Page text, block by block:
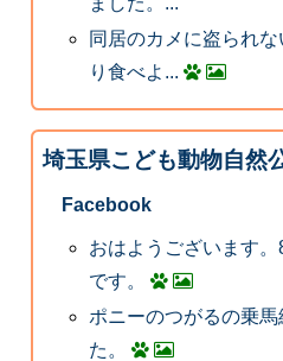
同居のカメに盗られな
り食べよ...
埼玉県こども動物自然
Facebook
おはようございます
です。
ポニーのつがるの乗
た。